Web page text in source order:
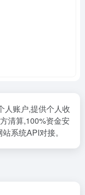
人账户,提供个人收
清算,100%资金安
系统API对接。